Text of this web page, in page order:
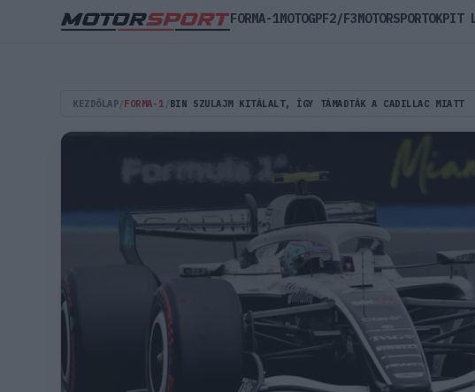
KEZDŐLAP FORMA-1 BIN SZULAJM KITÁLALT, ÍGY TÁMADTÁK A CADILLAC MIATT
FORMA-1MOTOGPF2/F3MOTORSPORTOKPIT